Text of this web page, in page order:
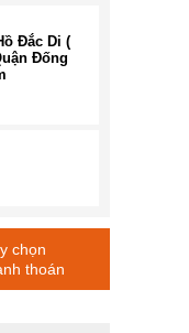
Đắc Di (
Đống
chọn
thoán